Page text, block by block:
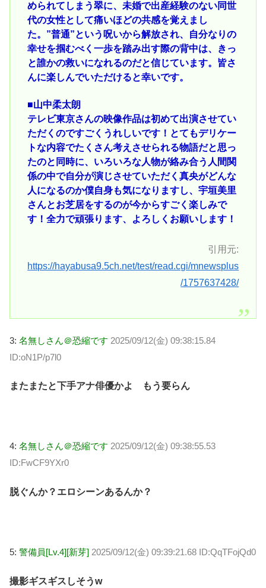
められてしまう翠に、未婚で出産経験のない同世
代の女性として痛いほどの共感を覚えまし
た。”普通”という呪いから解放され、自分なりの
幸せを掴むべく一歩を踏み出す際の背中は、きっ
と誰かの救いになれるのだと信じています。皆さ
んに楽しんでいただけると幸いです。
■山中柔太朗
テレビ東京さんの映像作品は初めて出演させてい
ただくのですごくうれしいです！とてもデリケー
トな内容でたくさん考えさせられる物語だと思っ
たのと同時に、いろいろな人物が絡み合う人間関
係の中で自分が演じさせていただく真央がどんな
人になるのか僕自身も気になりますし、宇垣美里
さんとお芝居をするのが今からすごく楽しみで
す！全力で頑張ります、よろしくお願いします！
引用元:
https://hayabusa9.5ch.net/test/read.cgi/mnewsplus
/1757637428/
3: 名無しさん＠恐縮です 2025/09/12(金) 09:38:15.84
ID:oN1P/p7l0
またまたと下手アナ俳優かよ もう要らん
4: 名無しさん＠恐縮です 2025/09/12(金) 09:38:55.53
ID:FwCF9YXr0
脱ぐんか？エロシーンあるんか？
5: 警備員[Lv.4][新芽] 2025/09/12(金) 09:39:21.68 ID:QqTFojQd0
撮影ギスギスしそうw